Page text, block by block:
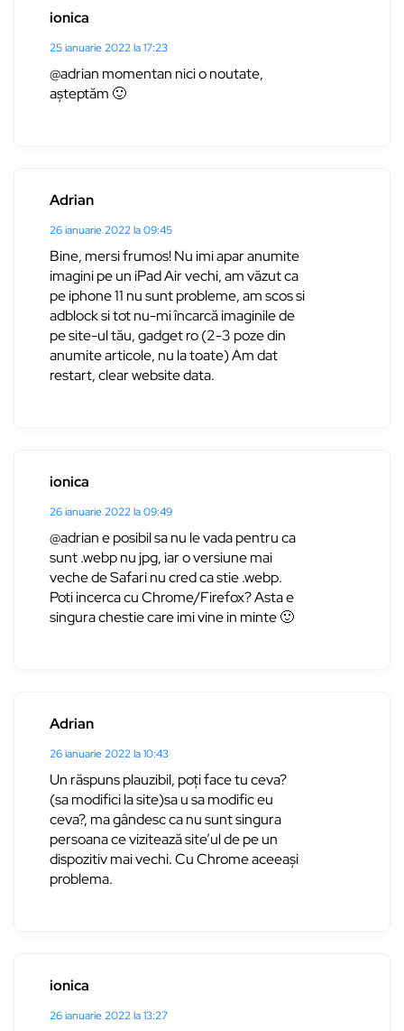
ionica
25 ianuarie 2022 la 17:23
@adrian momentan nici o noutate,
așteptăm 🙂
Adrian
26 ianuarie 2022 la 09:45
Bine, mersi frumos! Nu imi apar anumite
imagini pe un iPad Air vechi, am văzut ca
pe iphone 11 nu sunt probleme, am scos si
adblock si tot nu-mi încarcă imaginile de
pe site-ul tău, gadget ro (2-3 poze din
anumite articole, nu la toate) Am dat
restart, clear website data.
ionica
26 ianuarie 2022 la 09:49
@adrian e posibil sa nu le vada pentru ca
sunt .webp nu jpg, iar o versiune mai
veche de Safari nu cred ca stie .webp.
Poti incerca cu Chrome/Firefox? Asta e
singura chestie care imi vine in minte 🙂
Adrian
26 ianuarie 2022 la 10:43
Un răspuns plauzibil, poți face tu ceva?
(sa modifici la site)sa u sa modific eu
ceva?, ma gândesc ca nu sunt singura
persoana ce vizitează site’ul de pe un
dispozitiv mai vechi. Cu Chrome aceeași
problema.
ionica
26 ianuarie 2022 la 13:27